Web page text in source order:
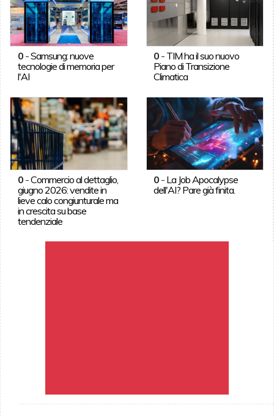
0-Samsung: nuove
tecnologie di memoria per
l'AI
0 - TIM ha il suo nuovo
Piano di Transizione
Climatica
0-Commercio al dettaglio,
giugno 2026: vendite in
lieve calo congiunturale ma
in crescita su base
tendenziale
0 - La Job Apocalypse
dell'AI? Pare già finita.